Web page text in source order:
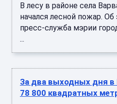
В лесу в районе села
начался лесной пожар.
пресс-служба мэрии
...
За два выходных дня в
78 800 квадратных